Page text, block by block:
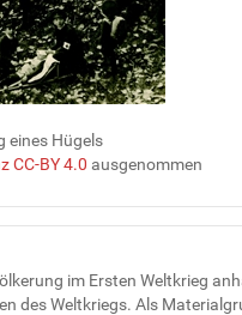
eines Hügels
CC-BY 4.0 ausgenommen
im Ersten Weltkrieg
des Weltkriegs. Als